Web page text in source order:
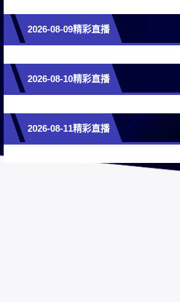
2026-08-09精彩直播
2026-08-10精彩直播
2026-08-11精彩直播